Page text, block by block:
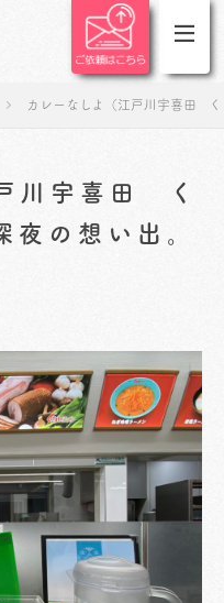
カレーなしよ（江戸川宇喜田
川宇喜田 く
夜の想い出。